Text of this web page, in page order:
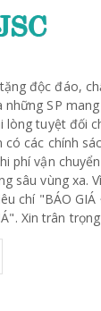
độc đáo,
SP
tuyệt đối
các chính
phí vận
sâu vùng xa.
chí "BÁO GIÁ
Xin trân